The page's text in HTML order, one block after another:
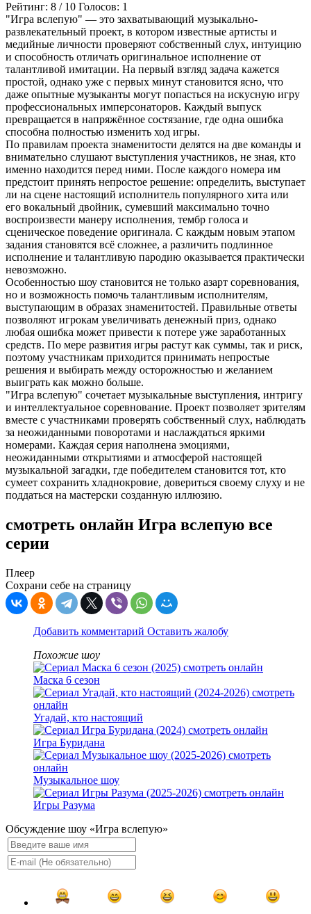
Рейтинг: 8 / 10 Голосов: 1
"Игра вслепую" — это захватывающий музыкально-
развлекательный проект, в котором известные артисты и
медийные личности проверяют собственный слух, интуицию
и способность отличать оригинальное исполнение от
талантливой имитации. На первый взгляд задача кажется
простой, однако уже с первых минут становится ясно, что
даже опытные музыканты могут попасться на искусную игру
профессиональных имперсонаторов. Каждый выпуск
превращается в напряжённое состязание, где одна ошибка
способна полностью изменить ход игры.
По правилам проекта знаменитости делятся на две команды и
внимательно слушают выступления участников, не зная, кто
именно находится перед ними. После каждого номера им
предстоит принять непростое решение: определить, выступает
ли на сцене настоящий исполнитель популярного хита или
его вокальный двойник, сумевший максимально точно
воспроизвести манеру исполнения, тембр голоса и
сценическое поведение оригинала. С каждым новым этапом
задания становятся всё сложнее, а различить подлинное
исполнение и талантливую пародию оказывается практически
невозможно.
Особенностью шоу становится не только азарт соревнования,
но и возможность помочь талантливым исполнителям,
выступающим в образах знаменитостей. Правильные ответы
позволяют игрокам увеличивать денежный приз, однако
любая ошибка может привести к потере уже заработанных
средств. По мере развития игры растут как суммы, так и риск,
поэтому участникам приходится принимать непростые
решения и выбирать между осторожностью и желанием
выиграть как можно больше.
"Игра вслепую" сочетает музыкальные выступления, интригу
и интеллектуальное соревнование. Проект позволяет зрителям
вместе с участниками проверять собственный слух, наблюдать
за неожиданными поворотами и наслаждаться яркими
номерами. Каждая серия наполнена эмоциями,
неожиданными открытиями и атмосферой настоящей
музыкальной загадки, где победителем становится тот, кто
сумеет сохранить хладнокровие, довериться своему слуху и не
поддаться на мастерски созданную иллюзию.
смотреть онлайн Игра вслепую все
серии
Плеер
Сохрани себе на страницу
Добавить комментарий Оставить жалобу
Похожие шоу
Маска 6 сезон
Угадай, кто настоящий
Игра Буридана
Музыкальное шоу
Игры Разума
Обсуждение шоу «Игра вслепую»